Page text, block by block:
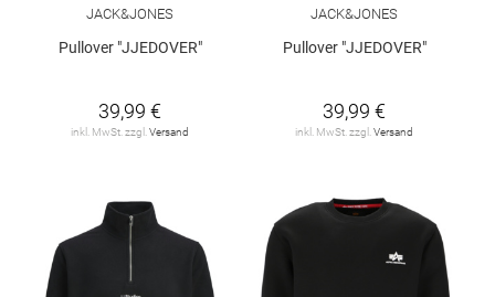
JACK&JONES
Pullover "JJEDOVER"
39,99 €
inkl. MwSt. zzgl. Versand
JACK&JONES
Pullover "JJEDOVER"
39,99 €
inkl. MwSt. zzgl. Versand